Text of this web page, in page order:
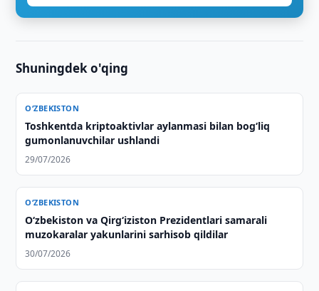
Shuningdek o'qing
O‘ZBEKISTON
Toshkentda kriptoaktivlar aylanmasi bilan bog‘liq
gumonlanuvchilar ushlandi
29/07/2026
O‘ZBEKISTON
Oʻzbekiston va Qirgʻiziston Prezidentlari samarali
muzokaralar yakunlarini sarhisob qildilar
30/07/2026